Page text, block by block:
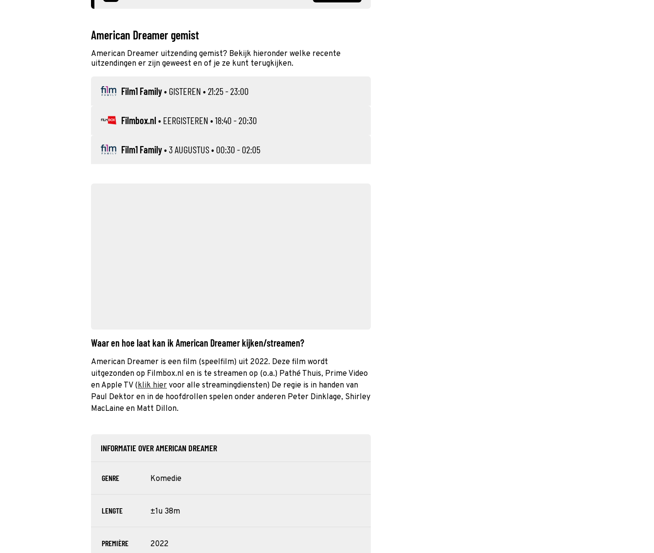
American Dreamer gemist
American Dreamer uitzending gemist? Bekijk hieronder welke recente
uitzendingen er zijn geweest en of je ze kunt terugkijken.
Film1 Family• GISTEREN • 21:25 - 23:00
Filmbox.nl• EERGISTEREN • 18:40 - 20:30
Film1 Family•3 AUGUSTUS• 00:30 - 02:05
Waar en hoe laat kan ik American Dreamer kijken/streamen?
American Dreamer is een film (speelfilm) uit 2022. Deze film wordt
uitgezonden op Filmbox.nl en is te streamen op (o.a.) Pathé Thuis, Prime Video
en Apple TV (klik hier voor alle streamingdiensten) De regie is in handen van
Paul Dektor en in de hoofdrollen spelen onder anderen Peter Dinklage, Shirley
MacLaine en Matt Dillon.
INFORMATIE OVER AMERICAN DREAMER
GENRE Komedie
LENGTE ±1u 38m
PREMIÈRE 2022